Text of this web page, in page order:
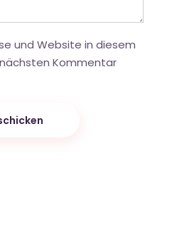
und Website in diesem
Kommentar